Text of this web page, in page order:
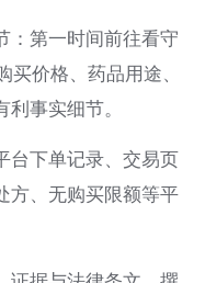
：第一时间前往看守
价格、药品用途、
事实细节。
台下单记录、交易页
方、无购买限额等平